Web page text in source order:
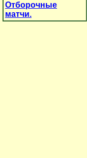
Отборочные
матчи.